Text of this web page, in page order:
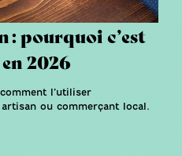
: pourquoi c’est
2026
l’utiliser
ou commerçant local.